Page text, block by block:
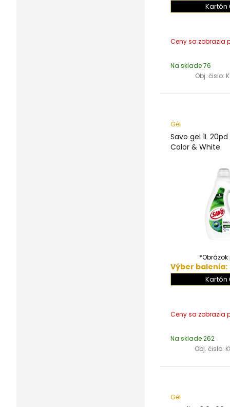
Kartón
Na sklade 76
Obj. čislo:
Gél
Savo gel 1L
Color & White
Výber balenia:
Kartón
Na sklade 262
Obj. čislo:
Gél